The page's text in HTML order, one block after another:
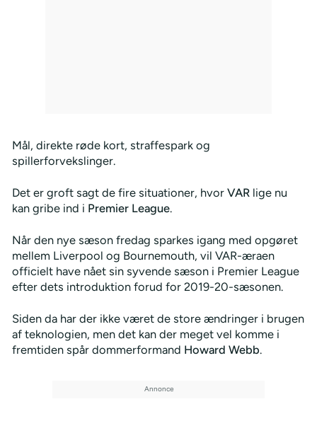
Mål, direkte røde kort, straffespark og
spillerforvekslinger.
Det er groft sagt de fire situationer, hvor VAR lige nu
kan gribe ind i Premier League.
Når den nye sæson fredag sparkes igang med opgøret
mellem Liverpool og Bournemouth, vil VAR-æraen
officielt have nået sin syvende sæson i Premier League
efter dets introduktion forud for 2019-20-sæsonen.
Siden da har der ikke været de store ændringer i brugen
af teknologien, men det kan der meget vel komme i
fremtiden spår dommerformand Howard Webb.